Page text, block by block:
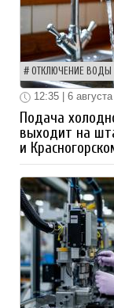
ОТКЛЮЧЕНИЕ ВОДЫ
12:35 | 6 августа
Подача
выходит на
и